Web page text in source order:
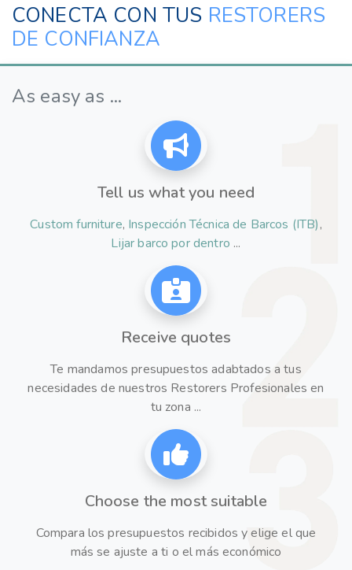
CONECTA CON TUS RESTORERS
DE CONFIANZA
As easy as ...
Tell us what you need
Custom furniture, Inspección Técnica de Barcos (ITB),
Lijar barco por dentro ...
Receive quotes
Te mandamos presupuestos adabtados a tus
necesidades de nuestros Restorers Profesionales en
tu zona ...
Choose the most suitable
Compara los presupuestos recibidos y elige el que
más se ajuste a ti o el más económico